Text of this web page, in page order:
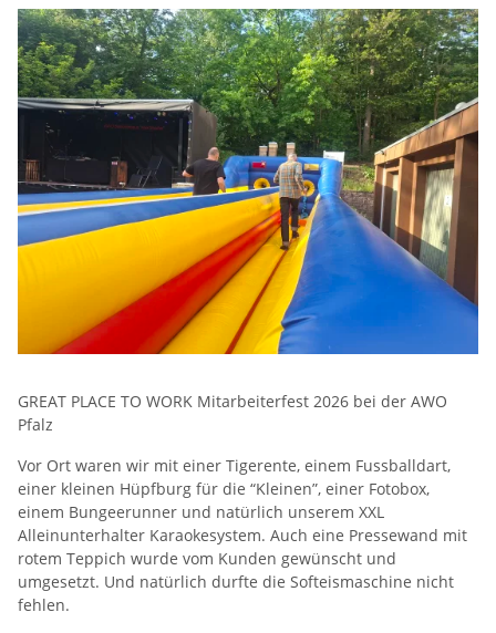
GREAT PLACE TO WORK Mitarbeiterfest 2026 bei der AWO
Pfalz
Vor Ort waren wir mit einer Tigerente, einem Fussballdart,
einer kleinen Hüpfburg für die “Kleinen”, einer Fotobox,
einem Bungeerunner und natürlich unserem XXL
Alleinunterhalter Karaokesystem. Auch eine Pressewand mit
rotem Teppich wurde vom Kunden gewünscht und
umgesetzt. Und natürlich durfte die Softeismaschine nicht
fehlen.